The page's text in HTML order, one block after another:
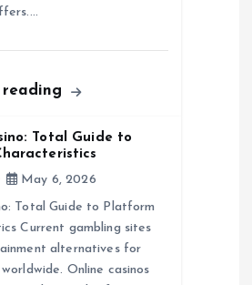
Total Guide to
May 6, 2026
Total Guide to Platform
Current gambling sites
alternatives for
Online casinos